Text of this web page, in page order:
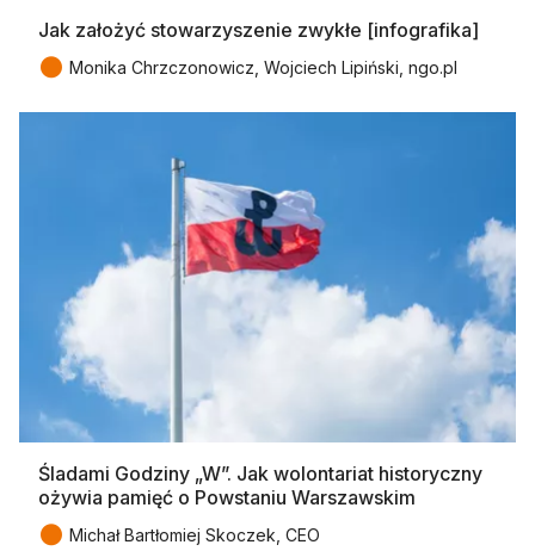
Jak założyć stowarzyszenie zwykłe [infografika]
● Monika Chrzczonowicz, Wojciech Lipiński, ngo.pl
Śladami Godziny „W”. Jak wolontariat historyczny
ożywia pamięć o Powstaniu Warszawskim
● Michał Bartłomiej Skoczek, CEO